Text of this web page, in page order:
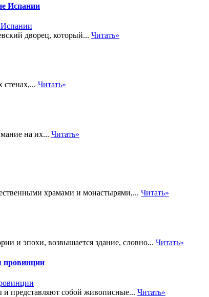
Испании
дворец, который... Читать»
стенах,... Читать»
на их... Читать»
храмами и монастырями,... Читать»
и эпохи, возвышается здание, словно... Читать»
провинции
и представляют собой живописные... Читать»